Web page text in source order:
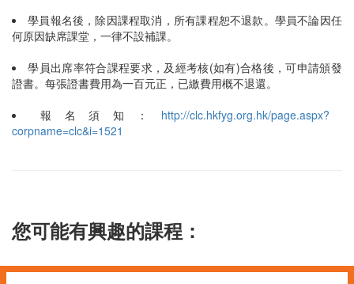
學員報名後，除因課程取消，所有課程恕不退款。學員不論因任
何原因缺席課堂，一律不設補課。
學員出席率符合課程要求，及經考核(如有)合格後，可申請頒發
證書。每張證書費用為一百元正，已繳費用概不退還。
報名須知： http://clc.hkfyg.org.hk/page.aspx?
corpname=clc&i=1521
您可能有興趣的課程：